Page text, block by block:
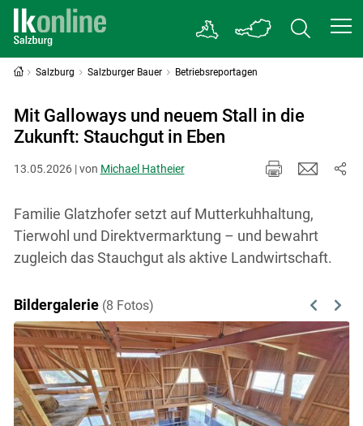
Salzburg Salzburger Bauer Betriebsreportagen
Mit Galloways und neuem Stall in die
Zukunft: Stauchgut in Eben
13.05.2026 | von Michael Hatheier
Familie Glatzhofer setzt auf Mutterkuhhaltung,
Tierwohl und Direktvermarktung – und bewahrt
zugleich das Stauchgut als aktive Landwirtschaft.
Bildergalerie (8 Fotos) Previous
Next